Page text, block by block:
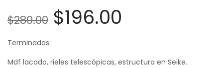
$280.00 $196.00
Terminados:
Mdf lacado, rieles telescópicas, estructura en Seike.